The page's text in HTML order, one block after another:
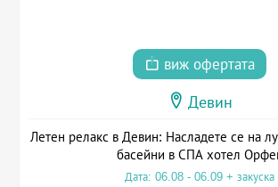
виж офертата
Девин
Летен релакс в Девин: Насладете се на
басейни в СПА хотел
Дата: 06.08 - 06.09 + закуска